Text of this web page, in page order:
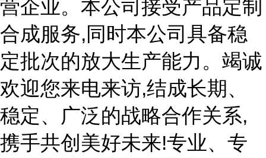
营企业。本公司接受产品定制
合成服务,同时本公司具备稳
定批次的放大生产能力。竭诚
欢迎您来电来访,结成长期、
稳定、广泛的战略合作关系,
携手共创美好未来!专业、专